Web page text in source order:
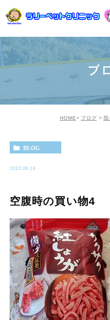
ブ
HOME ブログ
BLOG
2022.06.19
空腹時の買い物4